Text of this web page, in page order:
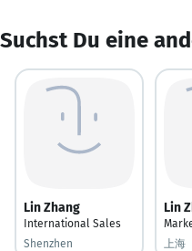
Suchst Du eine
Lin Zhang
International Sales
Shenzhen
Lin
上海